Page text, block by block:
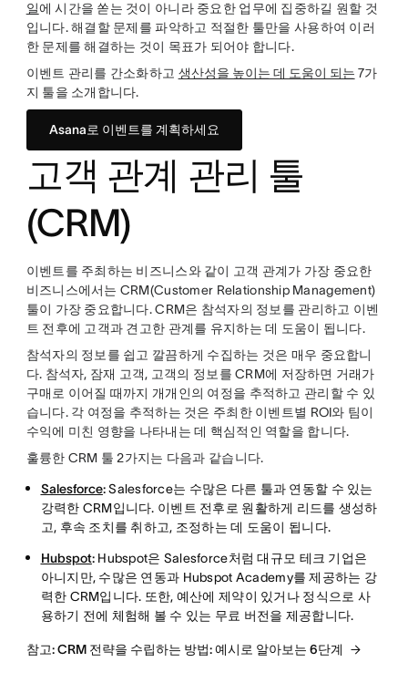
일에 시간을 쏟는 것이 아니라 중요한 업무에 집중하길 원할 것
입니다. 해결할 문제를 파악하고 적절한 툴만을 사용하여 이러
한 문제를 해결하는 것이 목표가 되어야 합니다.
이벤트 관리를 간소화하고 생산성을 높이는 데 도움이 되는 7가
지 툴을 소개합니다.
Asana로 이벤트를 계획하세요
고객 관계 관리 툴
(CRM)
이벤트를 주최하는 비즈니스와 같이 고객 관계가 가장 중요한
비즈니스에서는 CRM(Customer Relationship Management)
툴이 가장 중요합니다. CRM은 참석자의 정보를 관리하고 이벤
트 전후에 고객과 견고한 관계를 유지하는 데 도움이 됩니다.
참석자의 정보를 쉽고 깔끔하게 수집하는 것은 매우 중요합니
다. 참석자, 잠재 고객, 고객의 정보를 CRM에 저장하면 거래가
구매로 이어질 때까지 개개인의 여정을 추적하고 관리할 수 있
습니다. 각 여정을 추적하는 것은 주최한 이벤트별 ROI와 팀이
수익에 미친 영향을 나타내는 데 핵심적인 역할을 합니다.
훌륭한 CRM 툴 2가지는 다음과 같습니다.
Salesforce:Salesforce는 수많은 다른 툴과 연동할 수 있는
강력한 CRM입니다. 이벤트 전후로 원활하게 리드를 생성하
고, 후속 조치를 취하고, 조정하는 데 도움이 됩니다.
Hubspot: Hubspot은 Salesforce처럼 대규모 테크 기업은
아니지만, 수많은 연동과 Hubspot Academy를 제공하는 강
력한 CRM입니다. 또한, 예산에 제약이 있거나 정식으로 사
용하기 전에 체험해 볼 수 있는 무료 버전을 제공합니다.
참고: CRM 전략을 수립하는 방법: 예시로 알아보는 6단계